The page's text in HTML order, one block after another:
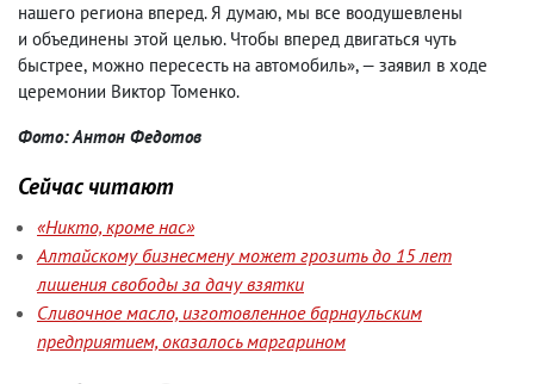
нашего региона вперед. Я думаю, мы все воодушевлены
и объединены этой целью. Чтобы вперед двигаться чуть
быстрее, можно пересесть на автомобиль», — заявил в ходе
церемонии Виктор Томенко.
Фото: Антон Федотов
Сейчас читают
«Никто, кроме нас»
Алтайскому бизнесмену может грозить до 15 лет
лишения свободы за дачу взятки
Сливочное масло, изготовленное барнаульским
предприятием, оказалось маргарином